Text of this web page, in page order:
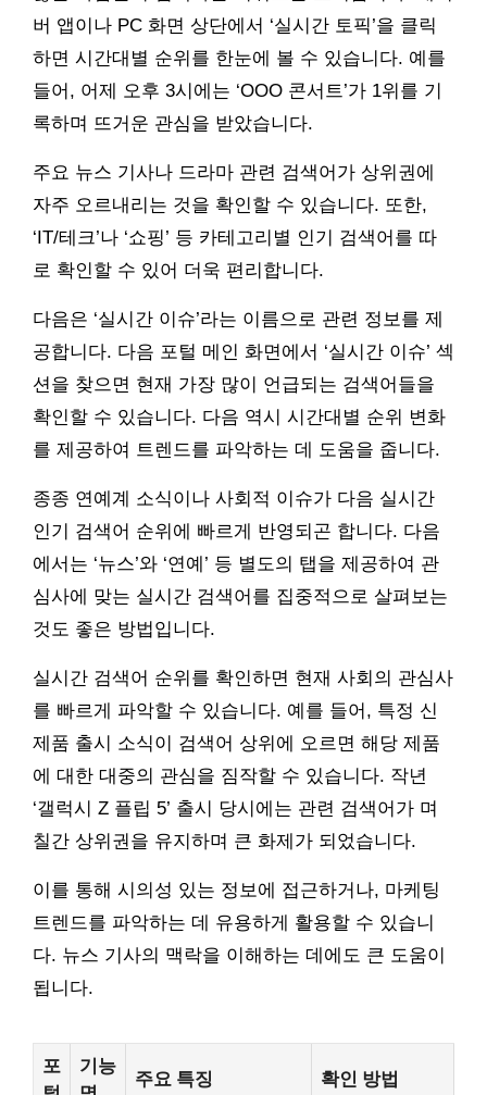
버 앱이나 PC 화면 상단에서 ‘실시간 토픽’을 클릭
하면 시간대별 순위를 한눈에 볼 수 있습니다. 예를
들어, 어제 오후 3시에는 ‘OOO 콘서트’가 1위를 기
록하며 뜨거운 관심을 받았습니다.
주요 뉴스 기사나 드라마 관련 검색어가 상위권에
자주 오르내리는 것을 확인할 수 있습니다. 또한,
‘IT/테크’나 ‘쇼핑’ 등 카테고리별 인기 검색어를 따
로 확인할 수 있어 더욱 편리합니다.
다음은 ‘실시간 이슈’라는 이름으로 관련 정보를 제
공합니다. 다음 포털 메인 화면에서 ‘실시간 이슈’ 섹
션을 찾으면 현재 가장 많이 언급되는 검색어들을
확인할 수 있습니다. 다음 역시 시간대별 순위 변화
를 제공하여 트렌드를 파악하는 데 도움을 줍니다.
종종 연예계 소식이나 사회적 이슈가 다음 실시간
인기 검색어 순위에 빠르게 반영되곤 합니다. 다음
에서는 ‘뉴스’와 ‘연예’ 등 별도의 탭을 제공하여 관
심사에 맞는 실시간 검색어를 집중적으로 살펴보는
것도 좋은 방법입니다.
실시간 검색어 순위를 확인하면 현재 사회의 관심사
를 빠르게 파악할 수 있습니다. 예를 들어, 특정 신
제품 출시 소식이 검색어 상위에 오르면 해당 제품
에 대한 대중의 관심을 짐작할 수 있습니다. 작년
‘갤럭시 Z 플립 5’ 출시 당시에는 관련 검색어가 며
칠간 상위권을 유지하며 큰 화제가 되었습니다.
이를 통해 시의성 있는 정보에 접근하거나, 마케팅
트렌드를 파악하는 데 유용하게 활용할 수 있습니
다. 뉴스 기사의 맥락을 이해하는 데에도 큰 도움이
됩니다.
포
기능
주요 특징 확인 방법